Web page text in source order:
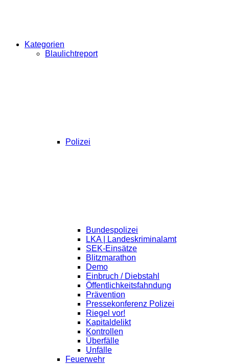
Kategorien
Blaulichtreport
Polizei
Bundespolizei
LKA | Landeskriminalamt
SEK-Einsätze
Blitzmarathon
Demo
Einbruch / Diebstahl
Öffentlichkeitsfahndung
Prävention
Pressekonferenz Polizei
Riegel vor!
Kapitaldelikt
Kontrollen
Überfälle
Unfälle
Feuerwehr